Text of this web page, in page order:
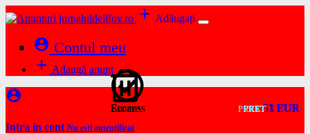
add Adăugați
account_circle Contul meu
add Adaugă anunț
account_circle
Intra in cont Nu esti autentificat
Success
Eroare PRET1 EUR
PRET53 EUR
PRET1 EUR
PRET1 EUR
PRET1 EUR
PRET1 EUR
PRET1 EUR
PRET1 EUR
PRET1 EUR
PRET1 EUR